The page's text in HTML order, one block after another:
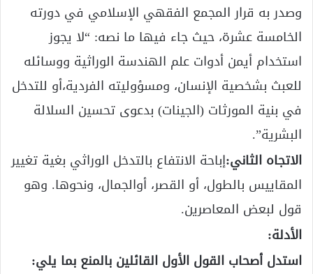
وصدر به قرار المجمع الفقهي الإسلامي في دورته
الخامسة عشرة، حيث جاء فيها ما نصه: “لا يجوز
استخدام أيمن أدوات علم الهندسة الوراثية ووسائله
للعبث بشخصية الإنسان، ومسؤوليته الفردية،أو للتدخل
في بنية المورثات (الجينات) بدعوى تحسين السلالة
البشرية”.
الاتجاه الثاني:إباحة الانتفاع بالتدخل الوراثي بغية تغيير
المقاييس بالطول، أو القصر، أوالجمال، ونحوها. وهو
قول لبعض المعاصرين.
الأدلة:
استدل أصحاب القول الأول القائلين بالمنع بما يلي: